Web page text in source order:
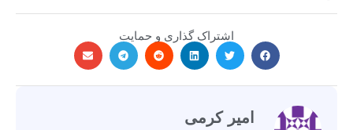
اشتراک گذاری و حمایت
امیر کرمی